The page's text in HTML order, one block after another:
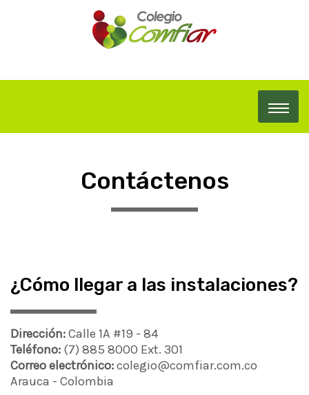
Contáctenos
¿Cómo llegar a las instalaciones?
Dirección:Calle 1A #19 - 84
Teléfono: (7) 885 8000 Ext. 301
Correo electrónico:colegio@comfiar.com.co
Arauca - Colombia